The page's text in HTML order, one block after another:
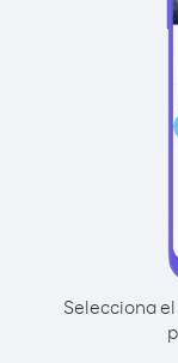
Selecciona